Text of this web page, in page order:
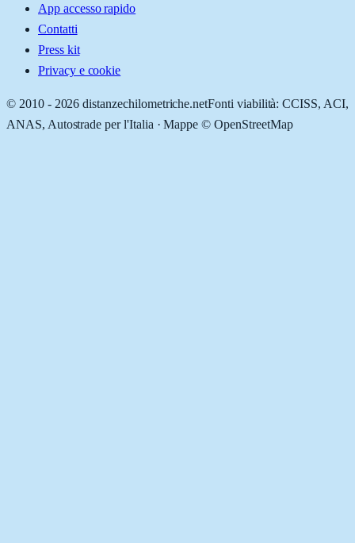
App accesso rapido
Contatti
Press kit
Privacy e cookie
© 2010 - 2026 distanzechilometriche.netFonti viabilità: CCISS, ACI,
ANAS, Autostrade per l'Italia · Mappe © OpenStreetMap